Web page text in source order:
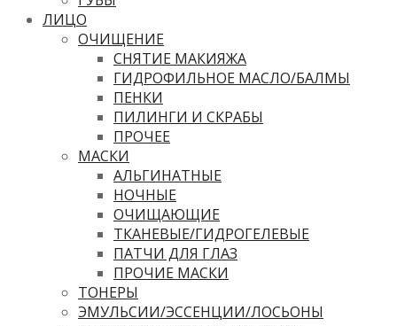
ЛИЦО
ОЧИЩЕНИЕ
СНЯТИЕ МАКИЯЖА
ГИДРОФИЛЬНОЕ МАСЛО/БАЛМЫ
ПЕНКИ
ПИЛИНГИ И СКРАБЫ
ПРОЧЕЕ
МАСКИ
АЛЬГИНАТНЫЕ
НОЧНЫЕ
ОЧИЩАЮЩИЕ
ТКАНЕВЫЕ/ГИДРОГЕЛЕВЫЕ
ПАТЧИ ДЛЯ ГЛАЗ
ПРОЧИЕ МАСКИ
ТОНЕРЫ
ЭМУЛЬСИИ/ЭССЕНЦИИ/ЛОСЬОНЫ